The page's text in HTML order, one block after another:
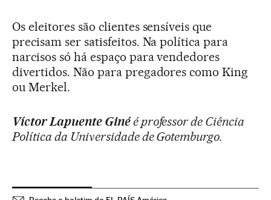
Os eleitores são clientes sensíveis que
precisam ser satisfeitos. Na política para
narcisos só há espaço para vendedores
divertidos. Não para pregadores como King
ou Merkel.
Víctor Lapuente Ginéé professor de Ciência
Política da Universidade de Gotemburgo.